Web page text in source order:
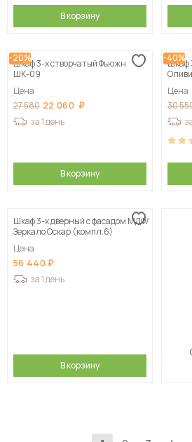
В корзину
-20%
Шкаф 3-х створчатый Фьюжн
ШК-09
Цена
27 580 22 060
за 1 день
В корзину
-40%
Шкаф
Цена
30
Шкаф 3-х дверный с фасадом МДФ/
Зеркало Оскар (компл.6)
Цена
56 440
за 1 день
В корзину